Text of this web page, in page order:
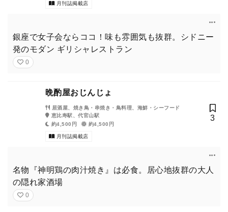
月刊誌掲載店
銀座で女子会ならココ！味も雰囲気も抜群。シドニー
発のモダン ギリシャレストラン
0
晩酌屋おじんじょ
居酒屋、焼き鳥・串焼き・鳥料理、海鮮・シーフード
恵比寿駅、代官山駅
約4,500円
約4,500円
月刊誌掲載店
3
名物『神明鶏の肉汁焼き』は必食。居心地抜群の大人
の隠れ家酒場
0